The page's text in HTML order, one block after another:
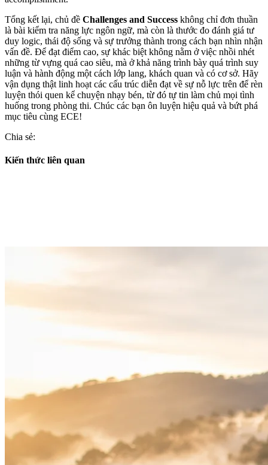
Tổng kết lại, chủ đề Challenges and Success không chỉ đơn thuần
là bài kiểm tra năng lực ngôn ngữ, mà còn là thước đo đánh giá tư
duy logic, thái độ sống và sự trưởng thành trong cách bạn nhìn nhận
vấn đề. Để đạt điểm cao, sự khác biệt không nằm ở việc nhồi nhét
những từ vựng quá cao siêu, mà ở khả năng trình bày quá trình suy
luận và hành động một cách lớp lang, khách quan và có cơ sở. Hãy
vận dụng thật linh hoạt các cấu trúc diễn đạt về sự nỗ lực trên để rèn
luyện thói quen kể chuyện nhạy bén, từ đó tự tin làm chủ mọi tình
huống trong phòng thi. Chúc các bạn ôn luyện hiệu quả và bứt phá
mục tiêu cùng ECE!
Chia sẻ:
Kiến thức liên quan